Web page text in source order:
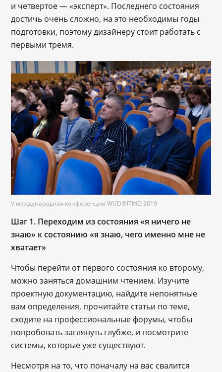
и четвертое — «эксперт». Последнего состояния
достичь очень сложно, на это необходимы годы
подготовки, поэтому дизайнеру стоит работать с
первыми тремя.
V международная конференция WUD@ITMO 2019
Шаг 1. Переходим из состояния «я ничего не
знаю» к состоянию «я знаю, чего именно мне не
хватает»
Чтобы перейти от первого состояния ко второму,
можно заняться домашним чтением. Изучите
проектную документацию, найдите непонятные
вам определения, прочитайте статьи по теме,
сходите на профессиональные форумы, чтобы
попробовать заглянуть глубже, и посмотрите
системы, которые уже существуют.
Несмотря на то, что поначалу на вас свалится